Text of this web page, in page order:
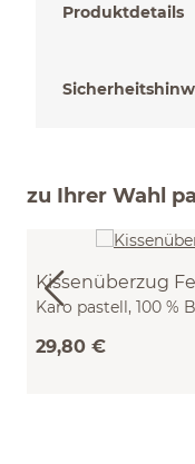
Produktdetails
zu Ihrer Wahl
Kissenüberzug
Karo pastell, 100 %
29,80 €